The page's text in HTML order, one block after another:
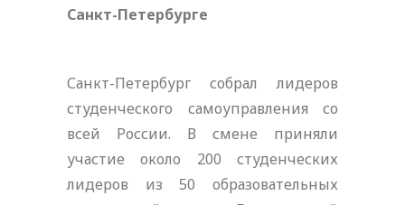
Санкт-Петербурге
Санкт-Петербург собрал лидеров
студенческого самоуправления со
всей России. В смене приняли
участие около 200 студенческих
лидеров из 50 образовательных